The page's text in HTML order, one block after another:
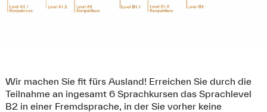
Wir machen Sie fit fürs Ausland! Erreichen Sie durch die
Teilnahme an ingesamt 6 Sprachkursen das Sprachlevel
B2 in einer Fremdsprache, in der Sie vorher keine